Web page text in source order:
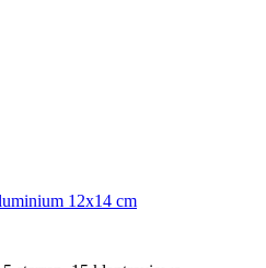
12x14 cm